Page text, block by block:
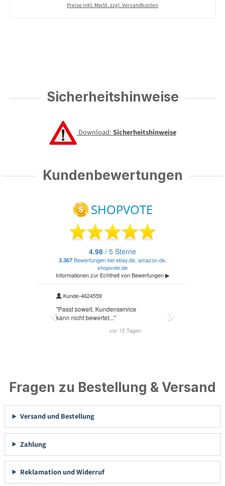
Preise inkl. MwSt. zzgl. Versandkosten
Sicherheitshinweise
Download:Sicherheitshinweise
Kundenbewertungen
Fragen zu Bestellung & Versand
Versand und Bestellung
Zahlung
Reklamation und Widerruf